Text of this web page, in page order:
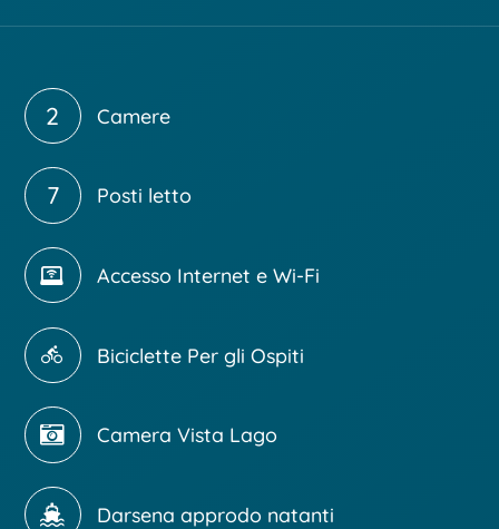
2 Camere
7 Posti letto
Accesso Internet e Wi-Fi
Biciclette Per gli Ospiti
Camera Vista Lago
Darsena approdo natanti